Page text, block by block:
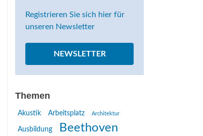
Registrieren Sie sich hier für
unseren Newsletter
NEWSLETTER
Themen
Akustik Arbeitsplatz Architektur
Ausbildung Beethoven